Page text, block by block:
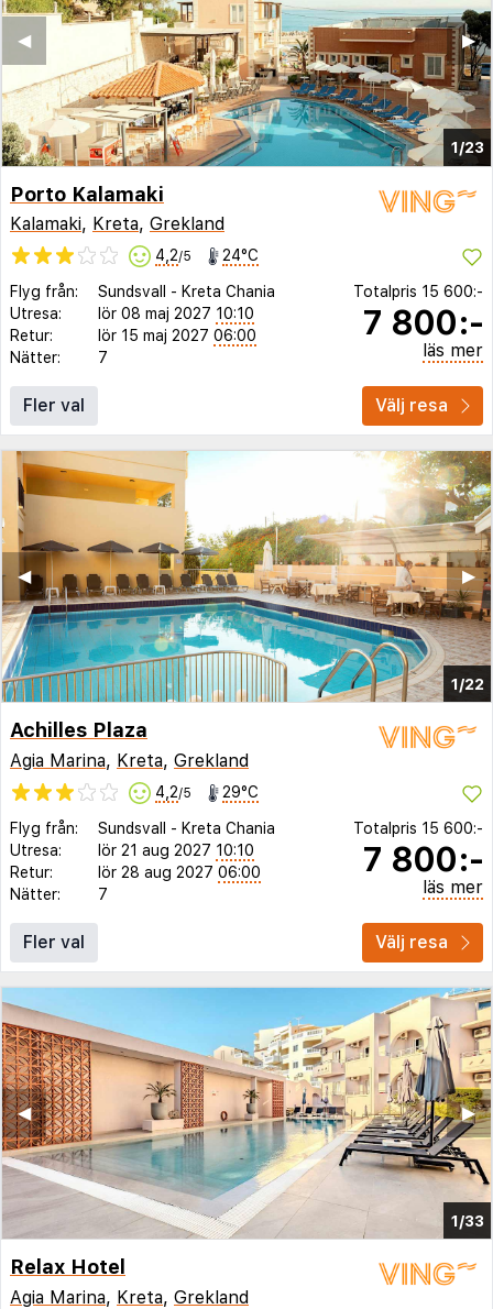
1/23
▶︎
◀︎
Porto Kalamaki
Kalamaki, Kreta, Grekland
4,2/5 24°C
Flyg från: Sundsvall - Kreta Chania
Utresa:
lör 08 maj 2027 10:10
Retur:
lör 15 maj 2027 06:00
Nätter:
7
Totalpris 15 600:-
7 800:-
läs mer
Fler val Välj resa
1/22
▶︎
◀︎
Achilles Plaza
Agia Marina, Kreta, Grekland
4,2/5 29°C
Flyg från: Sundsvall - Kreta Chania
Utresa:
lör 21 aug 2027 10:10
Retur:
lör 28 aug 2027 06:00
Nätter:
7
Totalpris 15 600:-
7 800:-
läs mer
Fler val Välj resa
1/33
▶︎
◀︎
Relax Hotel
Agia Marina, Kreta, Grekland